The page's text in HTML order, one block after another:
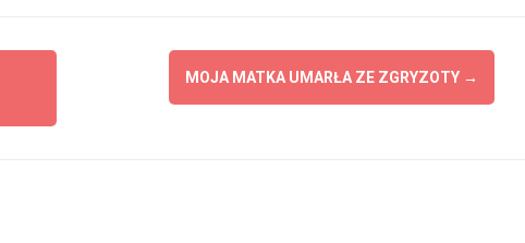
MOJA MATKA UMARŁA ZE ZGRYZOTY →